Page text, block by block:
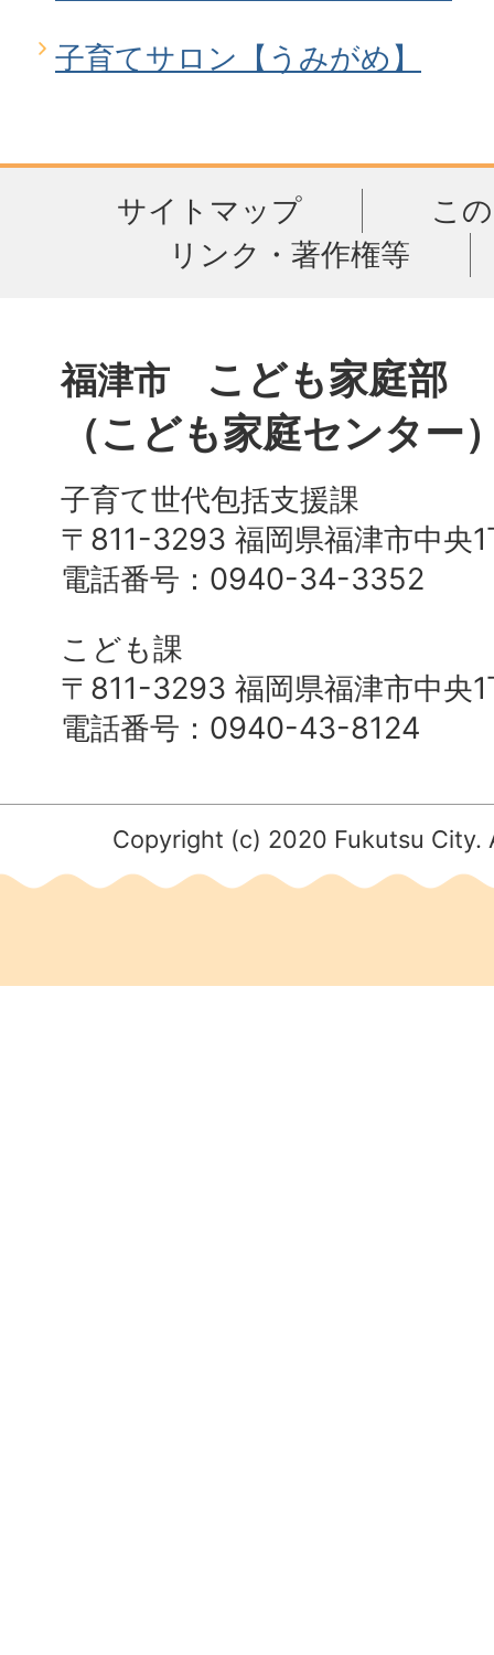
子育てサロン【うみがめ】
サイトマップ
こ
リンク・著作権等
福津市 こども家庭部
（こども家庭センター
子育て世代包括支援課
〒811-3293 福岡県福津市中央1
電話番号：0940-34-3352
こども課
〒811-3293 福岡県福津市中央1
電話番号：0940-43-8124
Copyright (c) 2020 Fukutsu City.